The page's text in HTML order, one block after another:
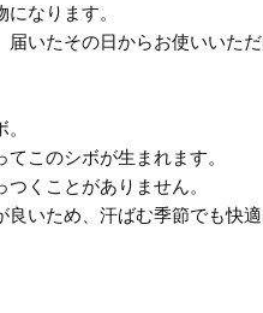
なります。
いたその日からお使いいただ
このシボが生まれます。
くことがありません。
いため、汗ばむ季節でも快